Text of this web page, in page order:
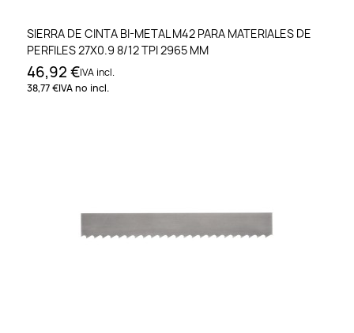
SIERRA DE CINTA BI-METAL M42 PARA MATERIALES DE
PERFILES 27X0.9 8/12 TPI 2965 MM
46,92 €IVA incl.
38,77 €IVA no incl.